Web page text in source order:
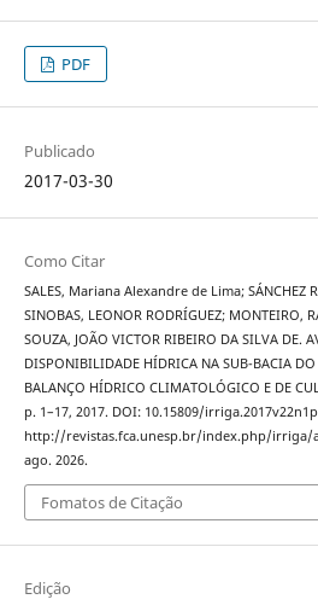
PDF
Publicado
2017-03-30
Como Citar
SALES, Mariana Alexandre de Lima; SÁNCHEZ
SINOBAS, LEONOR RODRÍGUEZ; MONTEIRO,
SOUZA, JOÃO VICTOR RIBEIRO DA SILVA DE.
DISPONIBILIDADE HÍDRICA NA SUB-BACIA
BALANÇO HÍDRICO CLIMATOLÓGICO E DE
p. 1–17, 2017. DOI: 10.15809/
http://revistas.fca.unesp.br/index.php/irriga/
ago. 2026.
Fomatos de Citação
Edição